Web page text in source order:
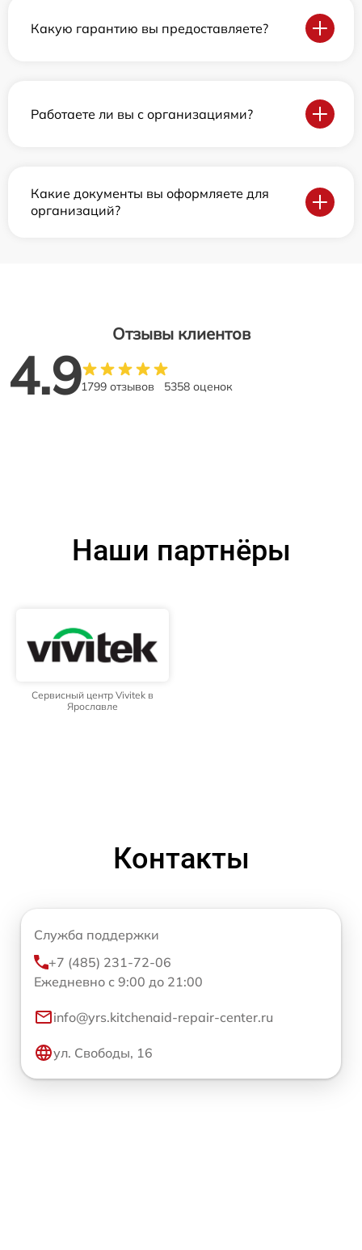
Какую гарантию вы предоставляете?
Работаете ли вы с организациями?
Какие документы вы оформляете для
организаций?
Отзывы клиентов
4.91799 отзывов 5358 оценок
Наши партнёры
Сервисный центр Vivitek в
Ярославле
Контакты
Служба поддержки
+7 (485) 231-72-06
Ежедневно с 9:00 до 21:00
info@yrs.kitchenaid-repair-center.ru
ул. Свободы, 16